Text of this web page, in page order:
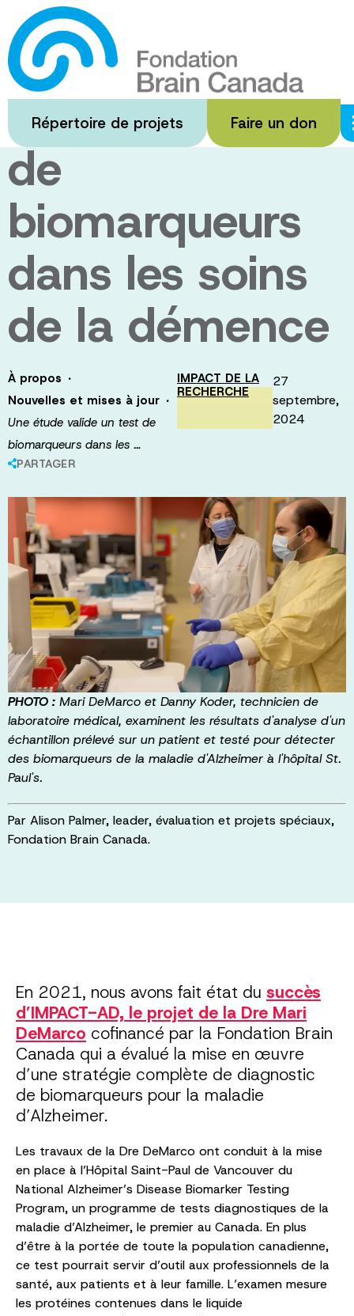
Passer
au
contenu
principal
Répertoire de projets Faire un don
Une étude
valide un test
de
biomarqueurs
dans les soins
de la démence
À propos ·
Nouvelles et mises à jour ·
Une étude valide un test de
biomarqueurs dans les …
PARTAGER
IMPACT DE LA
RECHERCHE
27
septembre,
2024
PHOTO : Mari DeMarco et Danny Koder, technicien de
laboratoire médical, examinent les résultats d'analyse d'un
échantillon prélevé sur un patient et testé pour détecter
des biomarqueurs de la maladie d'Alzheimer à l'hôpital St.
Paul's.
Par Alison Palmer, leader, évaluation et projets spéciaux,
Fondation Brain Canada.
En 2021, nous avons fait état du succès
d’IMPACT-AD, le projet de la Dre Mari
DeMarco cofinancé par la Fondation Brain
Canada qui a évalué la mise en œuvre
d’une stratégie complète de diagnostic
de biomarqueurs pour la maladie
d’Alzheimer.
Les travaux de la Dre DeMarco ont conduit à la mise
en place à l’Hôpital Saint-Paul de Vancouver du
National Alzheimer’s Disease Biomarker Testing
Program, un programme de tests diagnostiques de la
maladie d’Alzheimer, le premier au Canada. En plus
d’être à la portée de toute la population canadienne,
ce test pourrait servir d’outil aux professionnels de la
santé, aux patients et à leur famille. L’examen mesure
les protéines contenues dans le liquide